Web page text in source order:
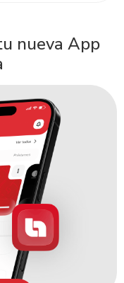
nueva App